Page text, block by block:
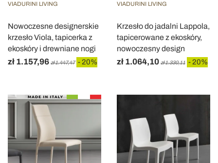
VIADURINI LIVING
Nowoczesne designerskie
krzesło Viola, tapicerka z
ekoskóry i drewniane nogi
zł 1.157,96 zł 1.447,47 - 20%
VIADURINI LIVING
Krzesło do jadalni Lappola,
tapicerowane z ekoskóry,
nowoczesny design
zł 1.064,10 zł 1.330,11 - 20%